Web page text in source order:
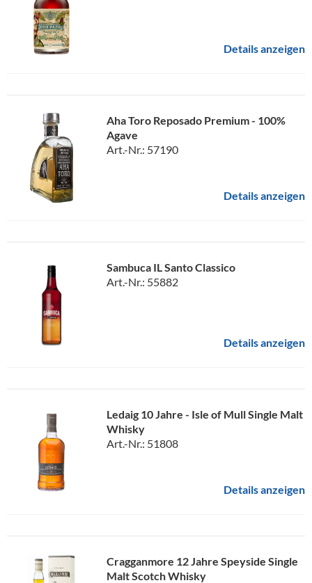
Details anzeigen
Aha Toro Reposado Premium - 100%
Agave
Art.-Nr.: 57190
Details anzeigen
Sambuca IL Santo Classico
Art.-Nr.: 55882
Details anzeigen
Ledaig 10 Jahre - Isle of Mull Single Malt
Whisky
Art.-Nr.: 51808
Details anzeigen
Cragganmore 12 Jahre Speyside Single
Malt Scotch Whisky